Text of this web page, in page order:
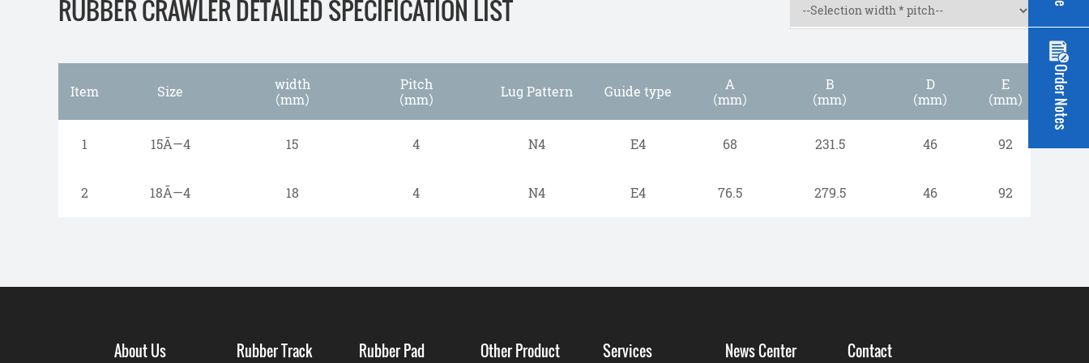
Order Notes
RUBBER CRAWLER DETAILED SPECIFICATION LIST
Item Size
width
（mm）
Pitch
（mm）
Lug Pattern Guide type
A
（mm）
B
（mm）
D
（mm）
E
（mm）
1 15Ã—4 15 4 N4 E4 68 231.5 46 92
2 18Ã—4 18 4 N4 E4 76.5 279.5 46 92
About Us Rubber Track Rubber Pad Other Product Services News Center Contact